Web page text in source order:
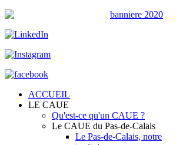
ACCUEIL
LE CAUE
Qu'est-ce qu'un CAUE ?
Le CAUE du Pas-de-Calais
Le Pas-de-Calais, notre